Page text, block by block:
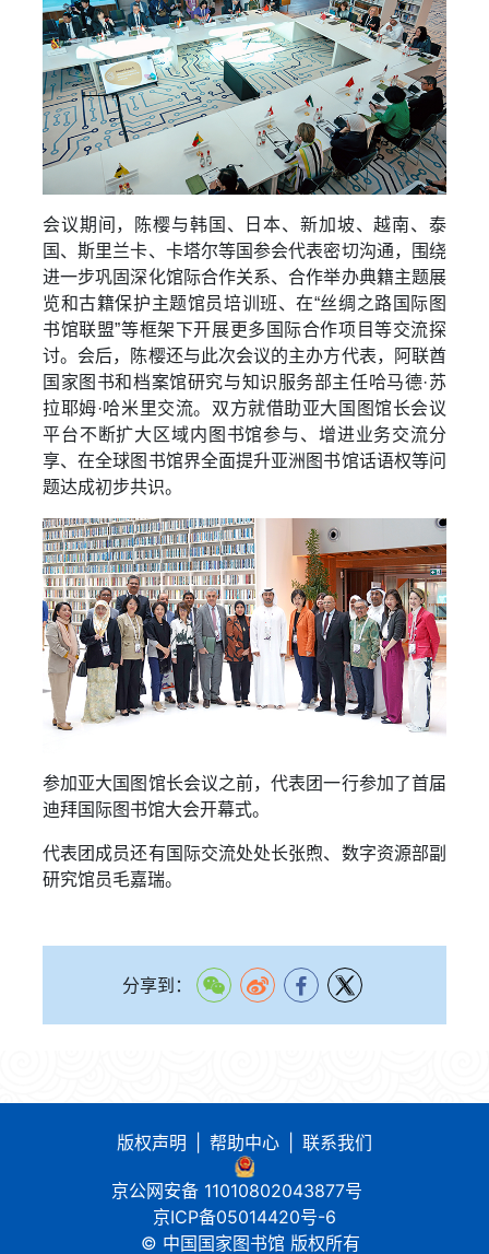
会议期间，陈樱与韩国、日本、新加坡、越南、泰
国、斯里兰卡、卡塔尔等国参会代表密切沟通，围绕
进一步巩固深化馆际合作关系、合作举办典籍主题展
览和古籍保护主题馆员培训班、在“丝绸之路国际图
书馆联盟”等框架下开展更多国际合作项目等交流探
讨。会后，陈樱还与此次会议的主办方代表，阿联酋
国家图书和档案馆研究与知识服务部主任哈马德·苏
拉耶姆·哈米里交流。双方就借助亚大国图馆长会议
平台不断扩大区域内图书馆参与、增进业务交流分
享、在全球图书馆界全面提升亚洲图书馆话语权等问
题达成初步共识。
参加亚大国图馆长会议之前，代表团一行参加了首届
迪拜国际图书馆大会开幕式。
代表团成员还有国际交流处处长张煦、数字资源部副
研究馆员毛嘉瑞。
分享到：
版权声明 帮助中心 联系我们
京公网安备 11010802043877号
京ICP备05014420号-6
© 中国国家图书馆 版权所有